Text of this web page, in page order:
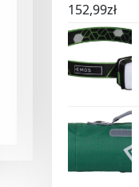
152,99zł